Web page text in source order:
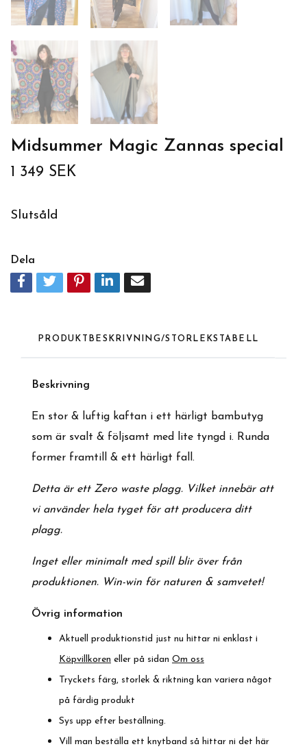
Midsummer Magic Zannas special
1 349 SEK
Slutsåld
Dela
PRODUKTBESKRIVNING/STORLEKSTABELL
Beskrivning
En stor & luftig kaftan i ett härligt bambutyg
som är svalt & följsamt med lite tyngd i. Runda
former framtill & ett härligt fall.
Detta är ett Zero waste plagg. Vilket innebär att
vi använder hela tyget för att producera ditt
plagg.
Inget eller minimalt med spill blir över från
produktionen. Win-win för naturen & samvetet!
Övrig information
Aktuell produktionstid just nu hittar ni enklast i
Köpvillkoren eller på sidan Om oss
Tryckets färg, storlek & riktning kan variera något
på färdig produkt
Sys upp efter beställning.
Vill man beställa ett knytband så hittar ni det här